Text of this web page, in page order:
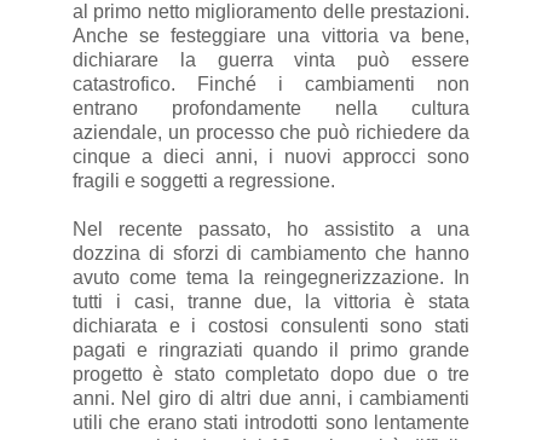
al primo netto miglioramento delle prestazioni.
Anche se festeggiare una vittoria va bene,
dichiarare la guerra vinta può essere
catastrofico. Finché i cambiamenti non
entrano profondamente nella cultura
aziendale, un processo che può richiedere da
cinque a dieci anni, i nuovi approcci sono
fragili e soggetti a regressione.
Nel recente passato, ho assistito a una
dozzina di sforzi di cambiamento che hanno
avuto come tema la reingegnerizzazione. In
tutti i casi, tranne due, la vittoria è stata
dichiarata e i costosi consulenti sono stati
pagati e ringraziati quando il primo grande
progetto è stato completato dopo due o tre
anni. Nel giro di altri due anni, i cambiamenti
utili che erano stati introdotti sono lentamente